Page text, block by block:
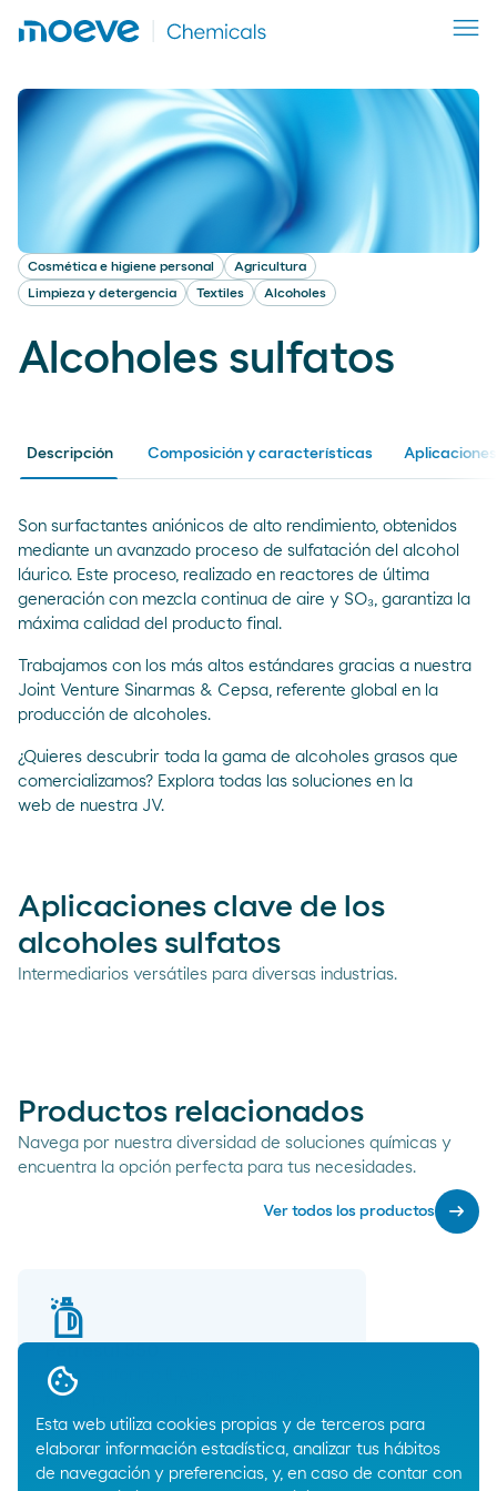
Esta web utiliza cookies propias y de terceros para
elaborar información estadística, analizar tus hábitos
de navegación y preferencias, y, en caso de contar con
Cosmética e higiene personal
Agricultura
Limpieza y detergencia
Textiles Alcoholes
Alcoholes sulfatos
Descripción Composición y características Aplicaciones
Son surfactantes aniónicos de alto rendimiento, obtenidos
mediante un avanzado proceso de sulfatación del alcohol
láurico. Este proceso, realizado en reactores de última
generación con mezcla continua de aire y SO₃, garantiza la
máxima calidad del producto final.
Trabajamos con los más altos estándares gracias a nuestra
Joint Venture Sinarmas & Cepsa, referente global en la
producción de alcoholes.
¿Quieres descubrir toda la gama de alcoholes grasos que
comercializamos? Explora todas las soluciones en la
web de nuestra JV.
Aplicaciones clave de los
alcoholes sulfatos
Intermediarios versátiles para diversas industrias.
Productos relacionados
Navega por nuestra diversidad de soluciones químicas y
encuentra la opción perfecta para tus necesidades.
Ver todos los productos arrow_right_alt
Ácido sulfónico (LABSA) de bajo 2-
fenilo, producido mediante tecnología
Detal® Flex.
arrow_right_alt